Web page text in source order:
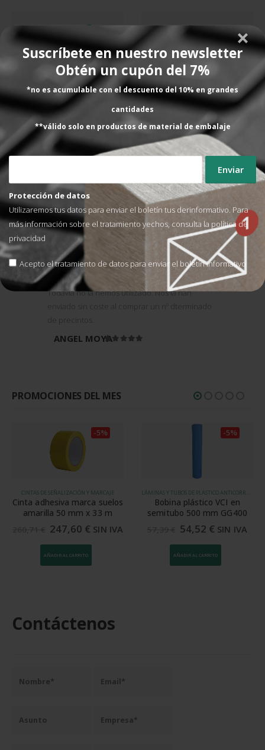
Suscríbete en nuestro newsletter
Obtén un cupón del 7%
*no es acumulable con el descuento del 10% en grandes
cantidades
**válido solo en productos de material de embalaje
Protección de datos
Utilizaremos tus datos para enviar el boletín tus derinformativo. Para
más información sobre el tratamiento yechos, consulta la política de
privacidad
Acepto el tratamiento de datos para enviar el boletín informativo
FLEJADORAS PARA FLEJE METÁLICO
Flejadora manual SPK 230
750,00
AÑADIR AL CARRITO
Flejadora neumática SPK
1.992,00€ SIN IVA
Lo que dicen nuestros
clientes
Todavía no la hemos utilizado. Nos la han
enviado sin coste al comprar un nº dterminado
de precintos.
ANGEL MOYA
PROMOCIONES DEL MES
CINTAS DE SEÑALIZACIÓN Y MARCAJE
Cinta adhesiva marca suelos
amarilla 50 mm x 33 m
247,60 € SIN IVA
-5%
AÑADIR AL CARRITO
Bobina plástico VCI en
semitubo 500 mm GG400
54,52 € SIN IVA
-5%
AÑADIR AL CARRITO
Contáctenos